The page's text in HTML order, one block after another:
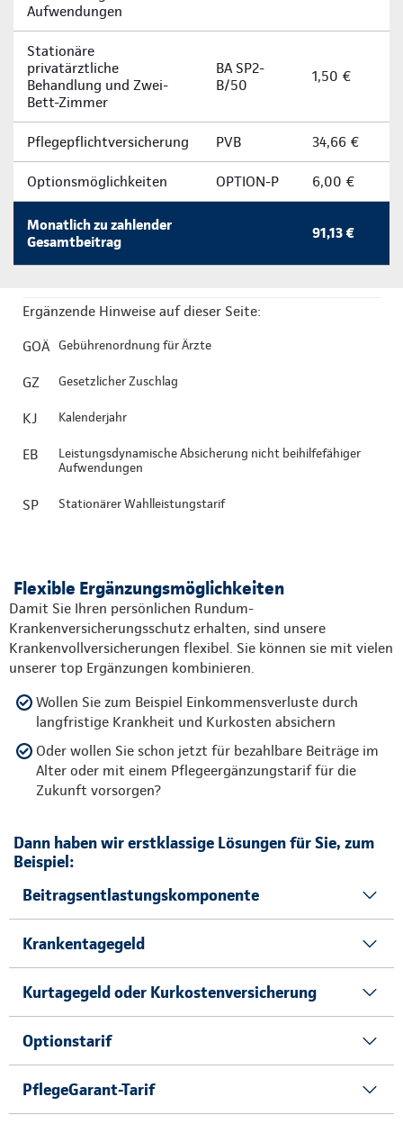
Aufwendungen
Stationäre
privatärztliche
Behandlung und Zwei-
Bett-Zimmer
BA SP2-
B/50
1,50 €
Pflegepflichtversicherung PVB 34,66 €
Optionsmöglichkeiten OPTION-P 6,00 €
Monatlich zu zahlender
Gesamtbeitrag
91,13 €
Ergänzende Hinweise auf dieser Seite:
GOÄ Gebührenordnung für Ärzte
GZ Gesetzlicher Zuschlag
KJ Kalenderjahr
EB
Leistungsdynamische Absicherung nicht beihilfefähiger
Aufwendungen
SP Stationärer Wahlleistungstarif
Flexible Ergänzungsmöglichkeiten
Damit Sie Ihren persönlichen Rundum-
Krankenversicherungsschutz erhalten, sind unsere
Krankenvollversicherungen flexibel. Sie können sie mit vielen
unserer top Ergänzungen kombinieren.
Wollen Sie zum Beispiel Einkommensverluste durch
langfristige Krankheit und Kurkosten absichern
Oder wollen Sie schon jetzt für bezahlbare Beiträge im
Alter oder mit einem Pflegeergänzungstarif für die
Zukunft vorsorgen?
Dann haben wir erstklassige Lösungen für Sie, zum
Beispiel:
Beitragsentlastungskomponente
Krankentagegeld
Kurtagegeld oder Kurkostenversicherung
Optionstarif
PflegeGarant-Tarif